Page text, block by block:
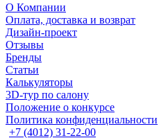
О Компании
Оплата, доставка и возврат
Дизайн-проект
Отзывы
Бренды
Статьи
Калькуляторы
3D-тур по салону
Положение о конкурсе
Политика конфиденциальности
+7 (4012) 31-22-00